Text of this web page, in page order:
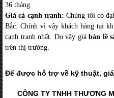
36 tháng.
Giá cả cạnh tranh: Chúng tôi có
Bắc. Chính vì vậy khách hàng tại
cạnh tranh nhất. Do vậy giá bản lề
trên thị trường.
Để được hỗ trợ về kỹ thuật,
CÔNG TY TNHH THƯƠNG